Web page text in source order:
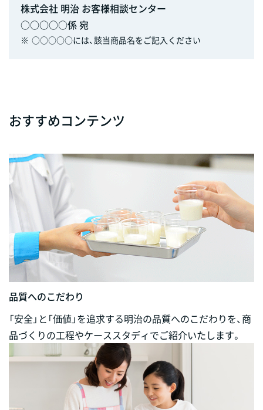
株式会社 明治 お客様相談センター
○○○○○係 宛
※ ○○○○○には、該当商品名をご記入ください
おすすめコンテンツ
品質へのこだわり
「安全」と「価値」を追求する明治の品質へのこだわりを、商
品づくりの工程やケーススタディでご紹介いたします。